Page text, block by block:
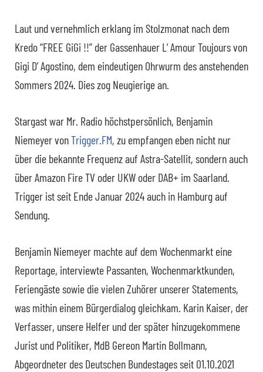
Laut und vernehmlich erklang im Stolzmonat nach dem
Kredo “FREE GiGi !!” der Gassenhauer L’ Amour Toujours von
Gigi D’ Agostino, dem eindeutigen Ohrwurm des anstehenden
Sommers 2024. Dies zog Neugierige an.
Stargast war Mr. Radio höchstpersönlich, Benjamin
Niemeyer vonTrigger.FM, zu empfangen eben nicht nur
über die bekannte Frequenz auf Astra-Satellit, sondern auch
über Amazon Fire TV oder UKW oder DAB+ im Saarland.
Trigger ist seit Ende Januar 2024 auch in Hamburg auf
Sendung.
Benjamin Niemeyer machte auf dem Wochenmarkt eine
Reportage, interviewte Passanten, Wochenmarktkunden,
Feriengäste sowie die vielen Zuhörer unserer Statements,
was mithin einem Bürgerdialog gleichkam. Karin Kaiser, der
Verfasser, unsere Helfer und der später hinzugekommene
Jurist und Politiker, MdB Gereon Martin Bollmann,
Abgeordneter des Deutschen Bundestages seit 01.10.2021